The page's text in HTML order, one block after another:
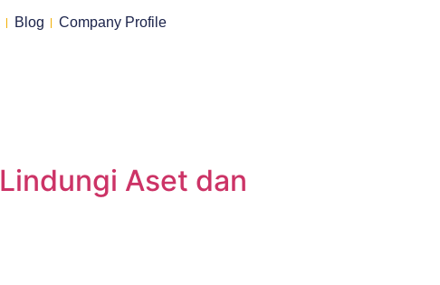
Blog Company Profile
Aset dan